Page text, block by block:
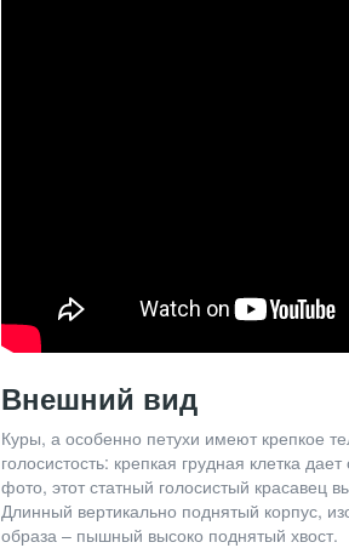
Внешний вид
Куры, а особенно петухи имеют крепкое
голосистость: крепкая грудная клетка
фото, этот статный голосистый красавец
Длинный вертикально поднятый корпус,
образа – пышный высоко поднятый хвост.